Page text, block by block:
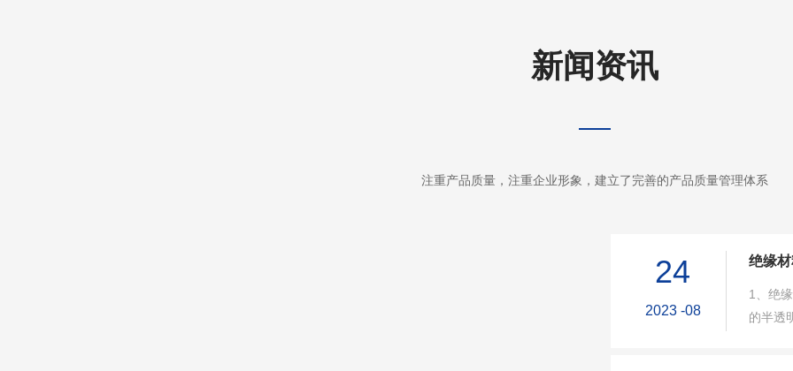
新闻资讯
注重产品质量，注重企业形象，建立了完善的产品质量管理体系
24
2023 -08
绝缘
1、绝
的半透